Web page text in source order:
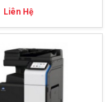
Liên Hệ